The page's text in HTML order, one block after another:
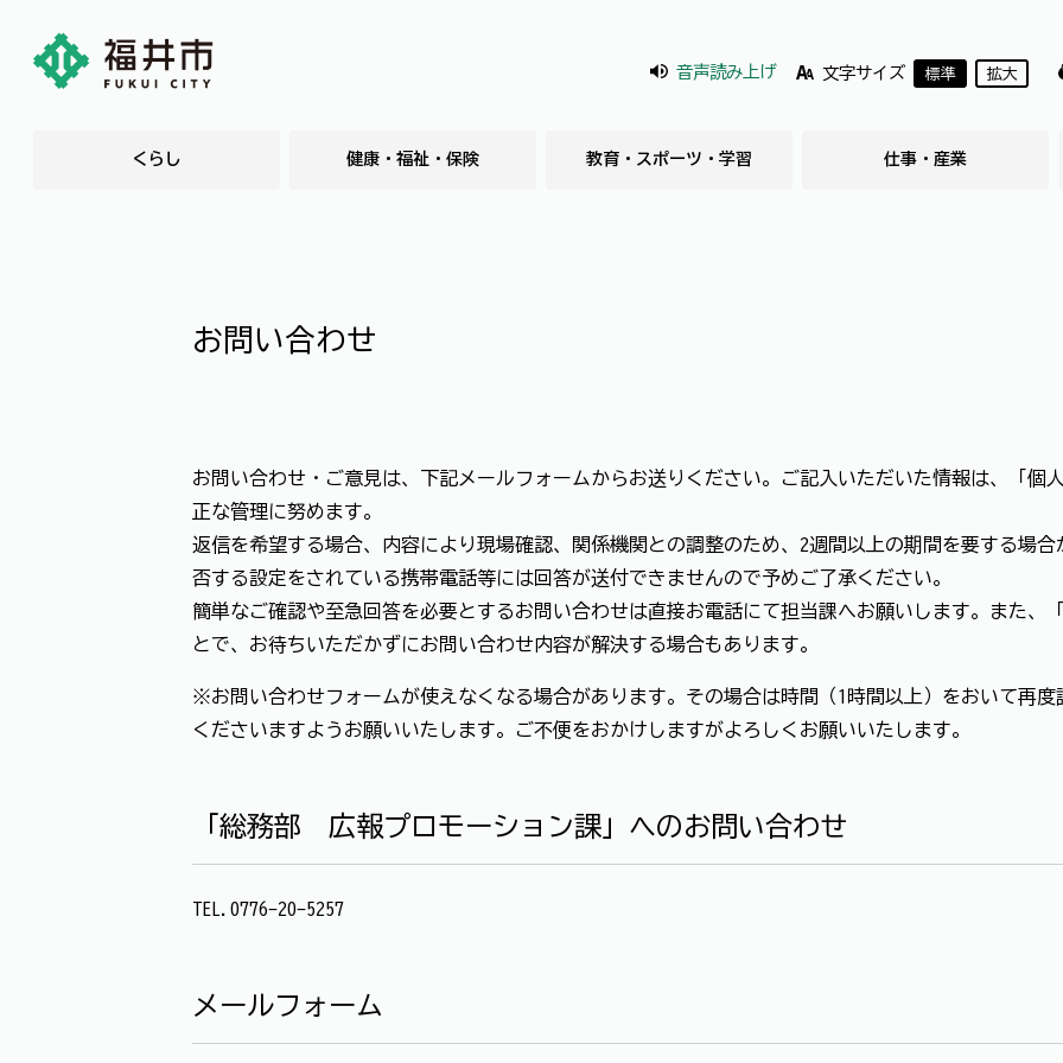
音声読み上げ 文字サイズ 標準 拡大
くらし 健康・福祉・保険 教育・スポーツ・学習 仕事・産業
お問い合わせ
お問い合わせ・ご意見は、下記メールフォームからお送りください。ご記入いただいた情報は、「個
正な管理に努めます。
返信を希望する場合、内容により現場確認、関係機関との調整のため、2週間以上の期間を要する場
否する設定をされている携帯電話等には回答が送付できませんので予めご了承ください。
簡単なご確認や至急回答を必要とするお問い合わせは直接お電話にて担当課へお願いします。また、
とで、お待ちいただかずにお問い合わせ内容が解決する場合もあります。
※お問い合わせフォームが使えなくなる場合があります。その場合は時間（1時間以上）をおいて再
くださいますようお願いいたします。ご不便をおかけしますがよろしくお願いいたします。
「総務部 広報プロモーション課」へのお問い合わせ
TEL.0776-20-5257
メールフォーム